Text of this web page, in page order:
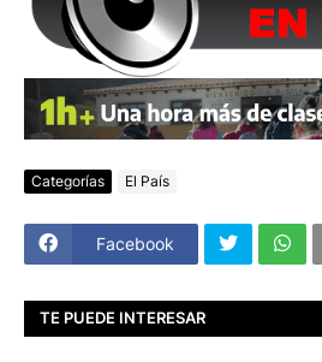
Categorías El País
Facebook
TE PUEDE INTERESAR